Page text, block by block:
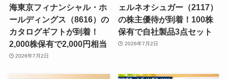
海東京フィナンシャル・ホ
ールディングス（8616）の
カタログギフトが到着！
2,000株保有で2,000円相当
2026年7月2日
ェルネオシュガー（2117）
の株主優待が到着！100株
保有で自社製品3点セット
2026年7月2日